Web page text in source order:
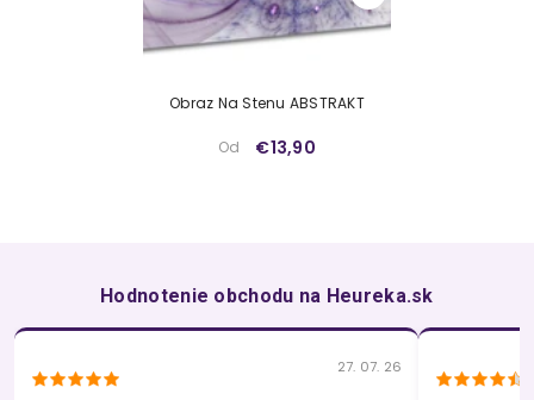
Obraz Na Stenu ABSTRAKT
Od €13,90
Hodnotenie obchodu na Heureka.sk
27. 07. 26